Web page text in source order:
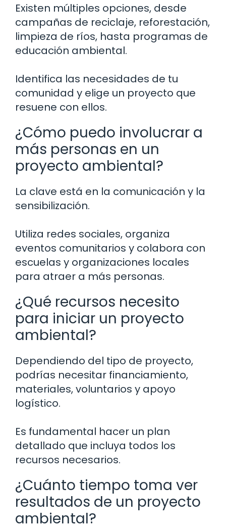
Existen múltiples opciones, desde
campañas de reciclaje, reforestación,
limpieza de ríos, hasta programas de
educación ambiental.
Identifica las necesidades de tu
comunidad y elige un proyecto que
resuene con ellos.
¿Cómo puedo involucrar a
más personas en un
proyecto ambiental?
La clave está en la comunicación y la
sensibilización.
Utiliza redes sociales, organiza
eventos comunitarios y colabora con
escuelas y organizaciones locales
para atraer a más personas.
¿Qué recursos necesito
para iniciar un proyecto
ambiental?
Dependiendo del tipo de proyecto,
podrías necesitar financiamiento,
materiales, voluntarios y apoyo
logístico.
Es fundamental hacer un plan
detallado que incluya todos los
recursos necesarios.
¿Cuánto tiempo toma ver
resultados de un proyecto
ambiental?